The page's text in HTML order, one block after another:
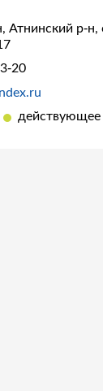
Атнинский р-н,
20
действующее